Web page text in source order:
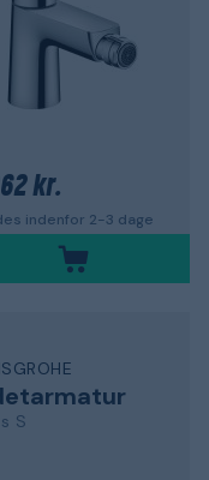
kr.
indenfor 2-3 dage
S